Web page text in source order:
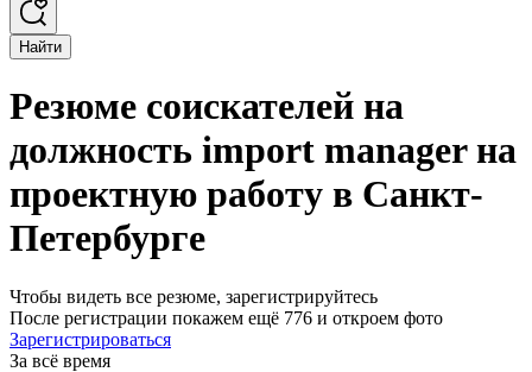
Найти
Резюме соискателей на
должность import manager на
проектную работу в Санкт-
Петербурге
Чтобы видеть все резюме, зарегистрируйтесь
После регистрации покажем ещё 776 и откроем фото
Зарегистрироваться
За всё время